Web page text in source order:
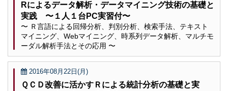
Rによるデータ解析・データマイニング技術の基礎と
実践 〜１人１台PC実習付〜
〜 Ｒ言語による回帰分析、判別分析、検索手法、テキスト
マイニング、Webマイニング、時系列データ解析、マルチモ
ーダル解析手法とその応用 〜
2016年08月22日(月)
ＱＣＤ改善に活かすＲによる統計分析の基礎と実